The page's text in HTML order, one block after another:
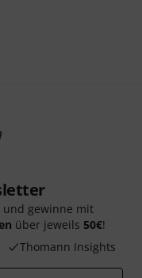
und gewinne mit
über jeweils 50€!
Thomann Insights